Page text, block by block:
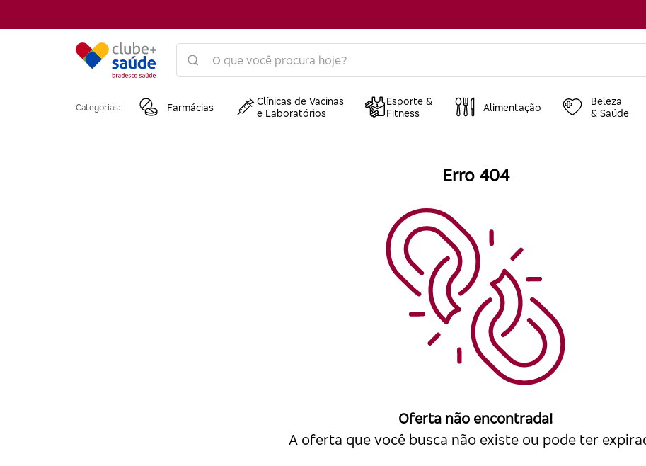
Categorias: Farmácias
Clínicas de Vacinas
e Laboratórios
Esporte &
Fitness
Alimentação
Beleza
& Saúde
Erro 404
Oferta não encontrada!
A oferta que você busca não existe ou pode ter